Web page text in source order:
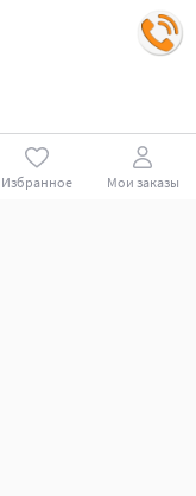
Избранное Мои заказы